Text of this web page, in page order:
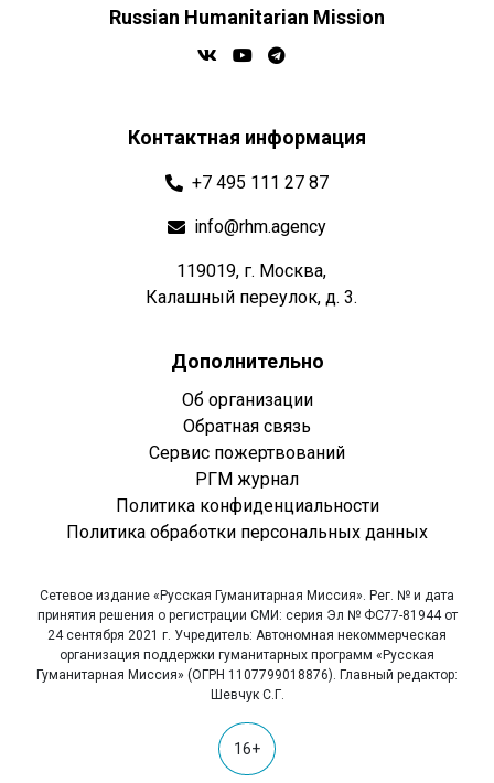
Russian Humanitarian Mission
Контактная информация
+7 495 111 27 87
info@rhm.agency
119019, г. Москва,
Калашный переулок, д. 3.
Дополнительно
Об организации
Обратная связь
Сервис пожертвований
РГМ журнал
Политика конфиденциальности
Политика обработки персональных данных
Сетевое издание «Русская Гуманитарная Миссия». Рег. № и дата
принятия решения о регистрации СМИ: серия Эл № ФС77-81944 от
24 сентября 2021 г. Учредитель: Автономная некоммерческая
организация поддержки гуманитарных программ «Русская
Гуманитарная Миссия» (ОГРН 1107799018876). Главный редактор:
Шевчук С.Г.
16+